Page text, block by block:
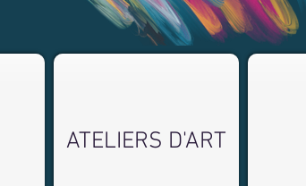
ATELIERS D'ART